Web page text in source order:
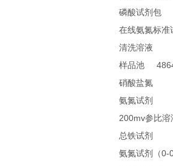
磷酸试剂包
在线氨氮标准
清洗溶液
样品池
硝酸盐氮
氨氮试剂
200mv参比溶
总铁试剂
氨氮试剂（0-